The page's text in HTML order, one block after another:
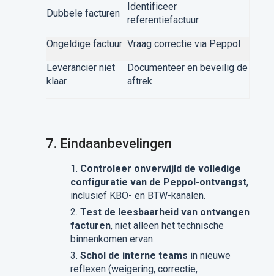
Dubbele facturen
Identificeer
referentiefactuur
Ongeldige factuur Vraag correctie via Peppol
Leverancier niet
klaar
Documenteer en beveilig de
aftrek
7. Eindaanbevelingen
Controleer onverwijld de volledige
configuratie van de Peppol-ontvangst,
inclusief KBO- en BTW-kanalen.
Test de leesbaarheid van ontvangen
facturen, niet alleen het technische
binnenkomen ervan.
Schol de interne teams in nieuwe
reflexen (weigering, correctie,